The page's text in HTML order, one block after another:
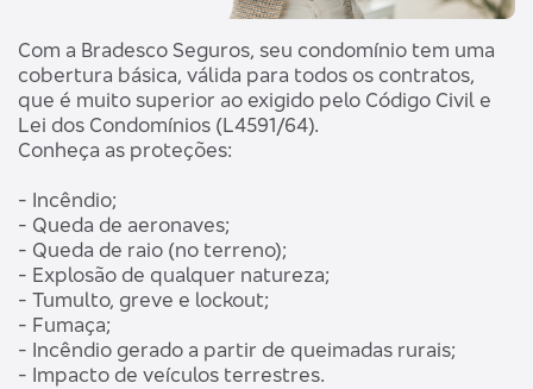
Com a Bradesco Seguros, seu condomínio tem uma
cobertura básica, válida para todos os contratos,
que é muito superior ao exigido pelo Código Civil e
Lei dos Condomínios (L4591/64).
Conheça as proteções:
- Incêndio;
- Queda de aeronaves;
- Queda de raio (no terreno);
- Explosão de qualquer natureza;
- Tumulto, greve e lockout;
- Fumaça;
- Incêndio gerado a partir de queimadas rurais;
- Impacto de veículos terrestres.